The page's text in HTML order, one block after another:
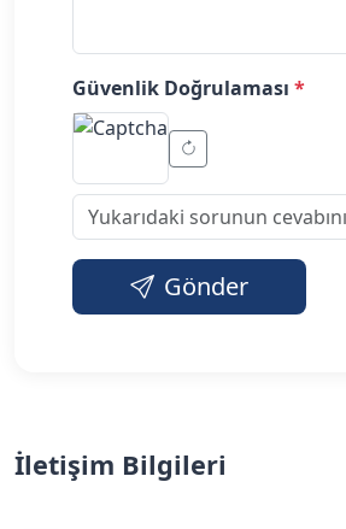
Güvenlik Doğrulaması *
Gönder
İletişim Bilgileri